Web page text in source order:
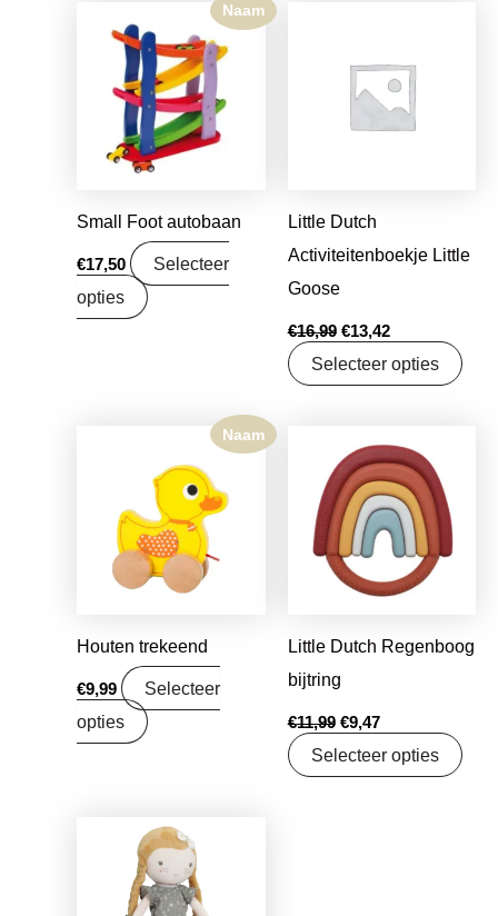
Naam
Small Foot autobaan
€17,50
Selecteer
opties
Little Dutch
Activiteitenboekje Little
Goose
€16,99
€16,99.
€13,42
€13,42.
Selecteer opties
Naam
Houten trekeend
€9,99
Selecteer
opties
Little Dutch Regenboog
bijtring
€11,99
prijs
was:
€11,99.
€9,47
prijs
is:
€9,47.
Selecteer opties
Oorspronkelijke
prijs
was:
€16,99.
prijs
is:
€13,42.